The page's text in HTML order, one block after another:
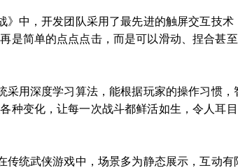
》中，开发团队采用了最先进的触屏交互技
是简单的点点点击，而是可以滑动、捏合甚
采用深度学习算法，能根据玩家的操作习惯
种变化，让每一次战斗都鲜活如生，令人耳
传统武侠游戏中，场景多为静态展示，互动